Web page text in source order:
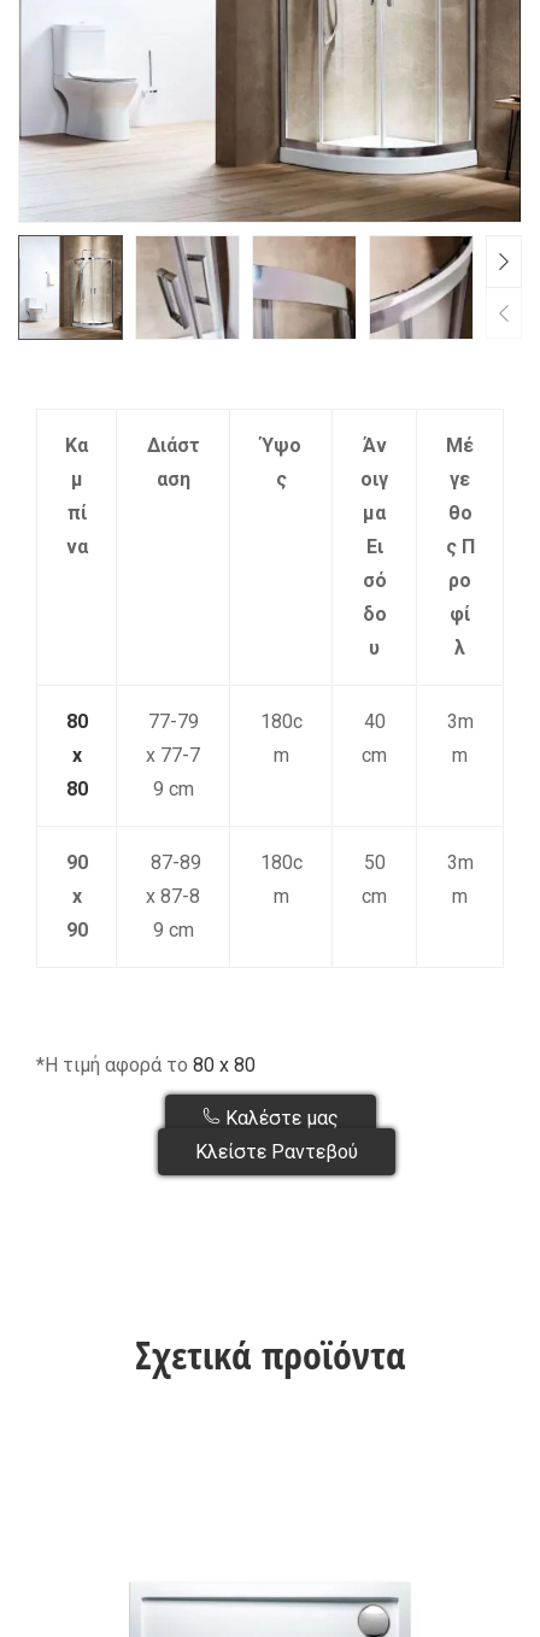
Κα
μ
πί
να
Διάστ
αση
Ύψο
ς
Άν
οιγ
μα
Ει
σό
δο
υ
Μέ
γε
θο
ς Π
ρο
φί
λ
80
x
80
77-79
x 77-7
9 cm
180c
m
40
cm
3m
m
90
x
90
87-89
x 87-8
9 cm
180c
m
50
cm
3m
m
*Η τιμή αφορά το 80 x 80
Καλέστε μας
Κλείστε Ραντεβού
Σχετικά προϊόντα